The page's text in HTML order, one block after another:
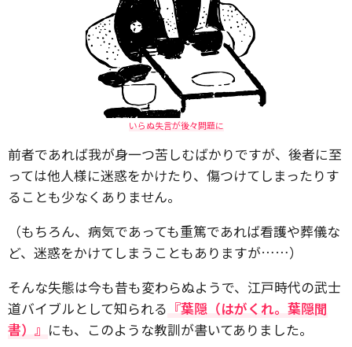
いらぬ失言が後々問題に
前者であれば我が身一つ苦しむばかりですが、後者に至
っては他人様に迷惑をかけたり、傷つけてしまったりす
ることも少なくありません。
（もちろん、病気であっても重篤であれば看護や葬儀な
ど、迷惑をかけてしまうこともありますが……）
そんな失態は今も昔も変わらぬようで、江戸時代の武士
道バイブルとして知られる 『葉隠（はがくれ。葉隠聞
書）』 にも、このような教訓が書いてありました。